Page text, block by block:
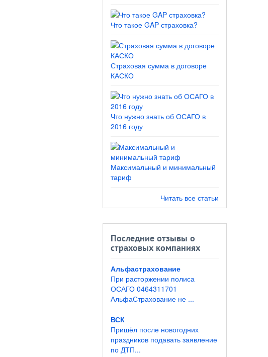
Что такое GAP страховка?
Страховая сумма в договоре
КАСКО
Что нужно знать об ОСАГО в
2016 году
Максимальный и минимальный
тариф
Читать все статьи
Последние отзывы о
страховых компаниях
Альфастрахование
При расторжении полиса
ОСАГО 0464311701
АльфаСтрахование не ...
ВСК
Пришёл после новогодних
праздников подавать заявление
по ДТП...